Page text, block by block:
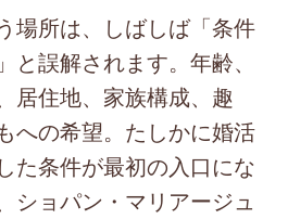
場所は、しばしば「条件
と誤解されます。年齢、
居住地、家族構成、趣
への希望。たしかに婚活
た条件が最初の入口にな
ショパン・マリアージュ